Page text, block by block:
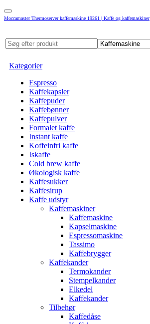
Moccamaster Thermoserver kaffemaskine 19261 | Kaffe og kaffemaskiner
Kategorier
Espresso
Kaffekapsler
Kaffepuder
Kaffebønner
Kaffepulver
Formalet kaffe
Instant kaffe
Koffeinfri kaffe
Iskaffe
Cold brew kaffe
Økologisk kaffe
Kaffesukker
Kaffesirup
Kaffe udstyr
Kaffemaskiner
Kaffemaskine
Kapselmaskine
Espressomaskine
Tassimo
Kaffebrygger
Kaffekander
Termokander
Stempelkander
Elkedel
Kaffekander
Tilbehør
Kaffedåse